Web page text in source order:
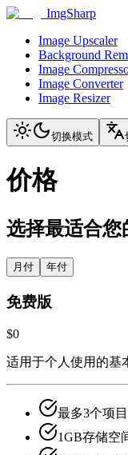
ImgSharp
Image Upscaler
Background
Image
Image Converter
Image Resizer
切换模式
价格
选择最适合您
月付 年付
免费版
$0
适用于个人使用的基
最多3个项目
1GB存储空